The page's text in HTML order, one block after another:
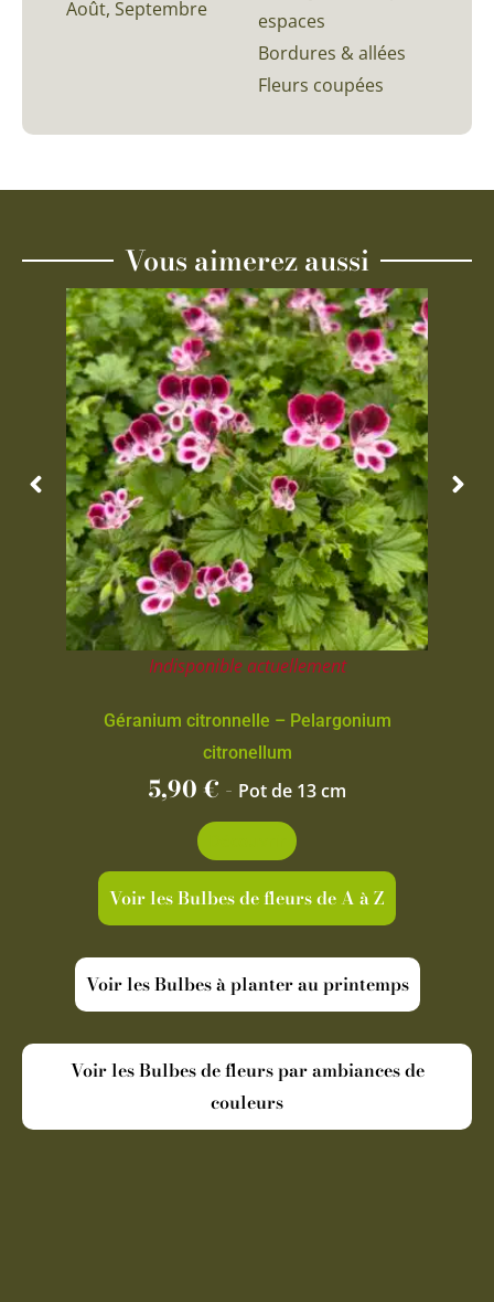
Août, Septembre
espaces
Bordures & allées
Fleurs coupées
Vous aimerez aussi
Indisponible actuellement
Géranium citronnelle – Pelargonium
citronellum
5,90€ - Pot de 13 cm
Voir les Bulbes de fleurs de A à Z
Voir les Bulbes à planter au printemps
Voir les Bulbes de fleurs par ambiances de
couleurs